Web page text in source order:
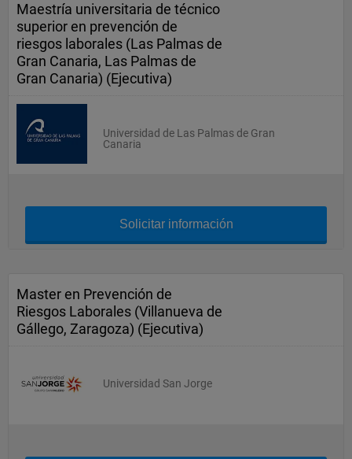
Maestría universitaria de técnico
superior en prevención de
riesgos laborales (Las Palmas de
Gran Canaria, Las Palmas de
Gran Canaria) (Ejecutiva)
Universidad de Las Palmas de Gran
Canaria
Solicitar información
Master en Prevención de
Riesgos Laborales (Villanueva de
Gállego, Zaragoza) (Ejecutiva)
Universidad San Jorge